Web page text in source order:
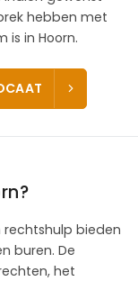
hebben met
in Hoorn.
rechtshulp bieden
buren. De
het